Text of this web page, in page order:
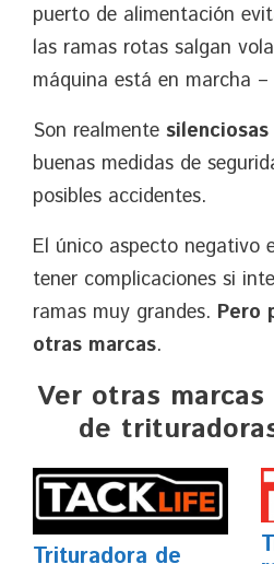
puerto de alimentación
las ramas rotas salgan
máquina está en marcha –
Son realmente silenciosas
buenas medidas de
posibles accidentes.
El único aspecto negativo
tener complicaciones si
ramas muy grandes. Pero
otras marcas.
Ver otras
de
Trituradora de